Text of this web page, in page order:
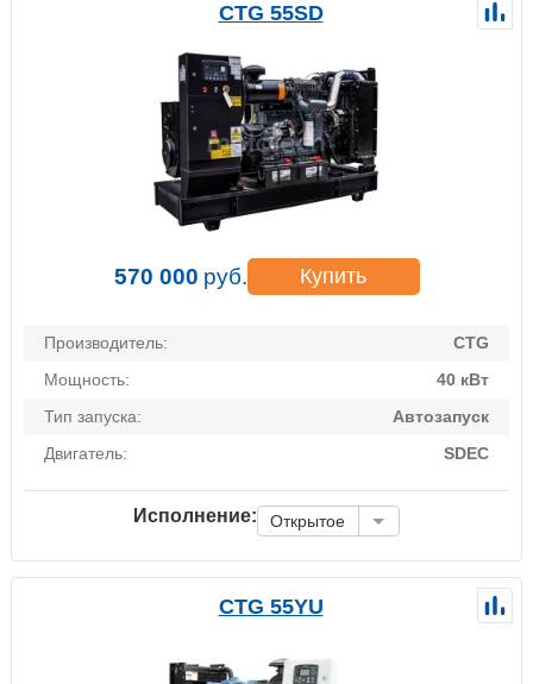
CTG 55SD
570 000 руб. Купить
Производитель:
CTG
Мощность:
40 кВт
Тип запуска:
Автозапуск
Двигатель:
SDEC
Исполнение: Открытое
CTG 55YU